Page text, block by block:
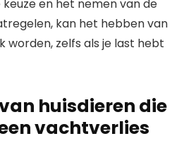
en het nemen van de
kan het hebben van
worden, zelfs als je last hebt
huisdieren die
vachtverlies